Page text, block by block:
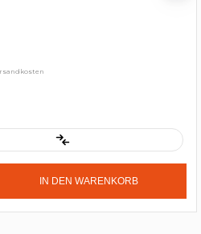
IN DEN WARENKORB